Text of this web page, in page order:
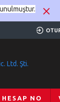
NO